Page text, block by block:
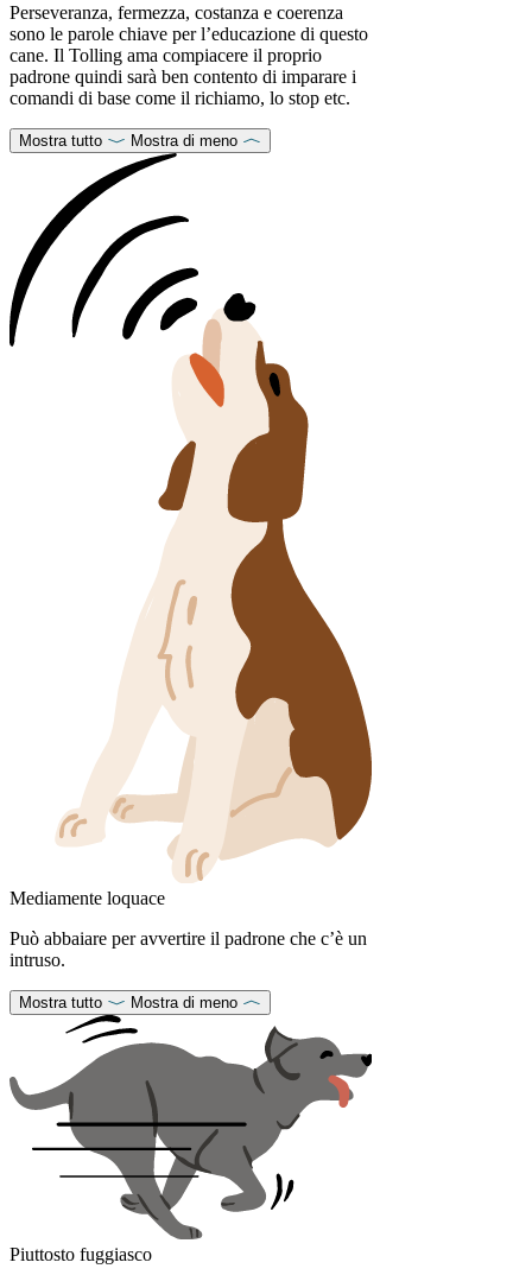
Perseveranza, fermezza, costanza e coerenza
sono le parole chiave per l’educazione di questo
cane. Il Tolling ama compiacere il proprio
padrone quindi sarà ben contento di imparare i
comandi di base come il richiamo, lo stop etc.
Mostra tutto Mostra di meno
Mediamente loquace
Può abbaiare per avvertire il padrone che c’è un
intruso.
Mostra tutto Mostra di meno
Piuttosto fuggiasco